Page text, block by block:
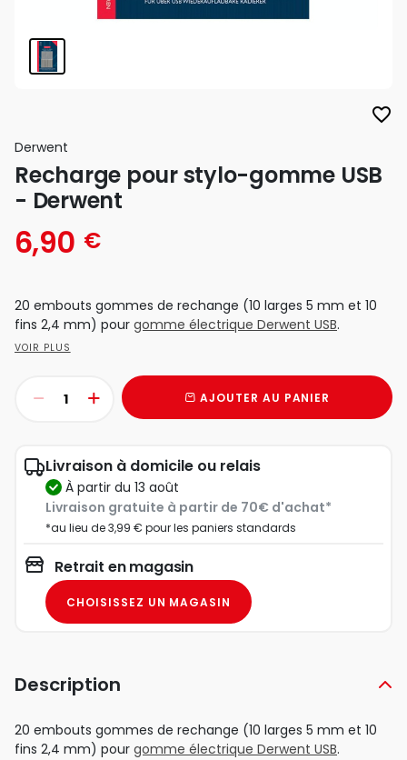
favorite_border
Derwent
Recharge pour stylo-gomme USB
- Derwent
6,90 €
20 embouts gommes de rechange (10 larges 5 mm et 10
fins 2,4 mm) pour gomme électrique Derwent USB.
VOIR PLUS
AJOUTER AU PANIER
Livraison à domicile ou relais
à partir du 13 août
Livraison gratuite à partir de 70€ d'achat*
*au lieu de 3,99 € pour les paniers standards
Retrait en magasin
CHOISISSEZ UN MAGASIN
Description
20 embouts gommes de rechange (10 larges 5 mm et 10
fins 2,4 mm) pour gomme électrique Derwent USB.